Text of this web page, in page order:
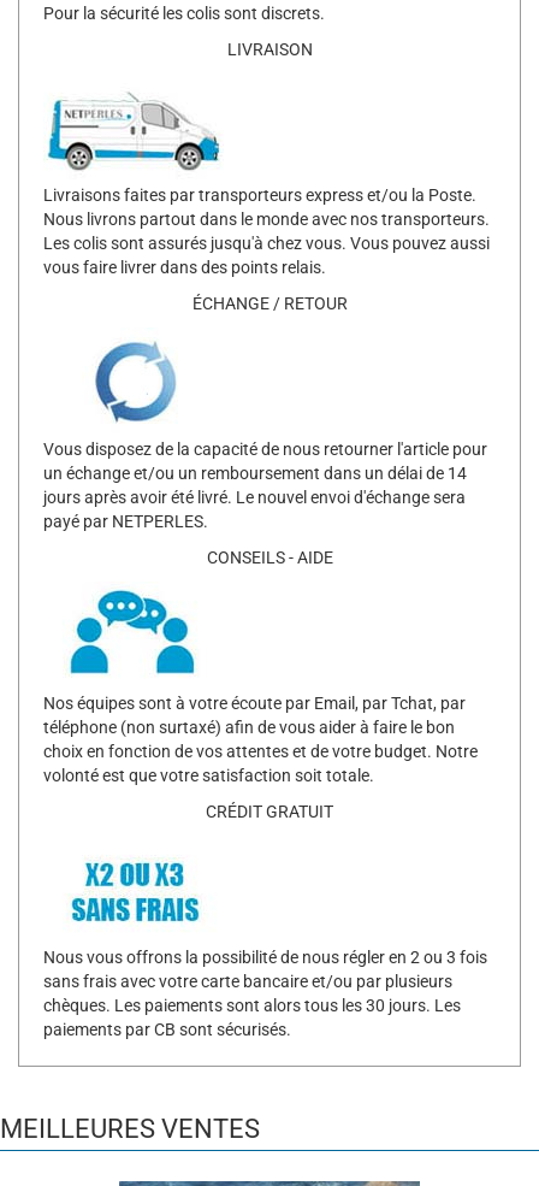
Pour la sécurité les colis sont discrets.
LIVRAISON
Livraisons faites par transporteurs express et/ou la Poste.
Nous livrons partout dans le monde avec nos transporteurs.
Les colis sont assurés jusqu'à chez vous. Vous pouvez aussi
vous faire livrer dans des points relais.
ÉCHANGE / RETOUR
Vous disposez de la capacité de nous retourner l'article pour
un échange et/ou un remboursement dans un délai de 14
jours après avoir été livré. Le nouvel envoi d'échange sera
payé par NETPERLES.
CONSEILS - AIDE
Nos équipes sont à votre écoute par Email, par Tchat, par
téléphone (non surtaxé) afin de vous aider à faire le bon
choix en fonction de vos attentes et de votre budget. Notre
volonté est que votre satisfaction soit totale.
CRÉDIT GRATUIT
Nous vous offrons la possibilité de nous régler en 2 ou 3 fois
sans frais avec votre carte bancaire et/ou par plusieurs
chèques. Les paiements sont alors tous les 30 jours. Les
paiements par CB sont sécurisés.
MEILLEURES VENTES